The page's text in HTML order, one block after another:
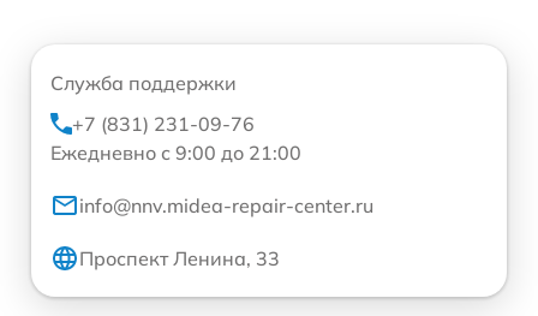
Служба поддержки
+7 (831) 231-09-76
Ежедневно с 9:00 до 21:00
info@nnv.midea-repair-center.ru
Проспект Ленина, 33